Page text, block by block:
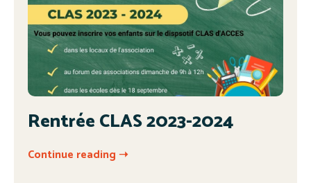
Rentrée CLAS 2023-2024
Continue reading ➝